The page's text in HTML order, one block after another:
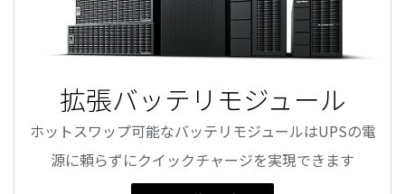
拡張バッテリモジュール
ホットスワップ可能なバッテリモジュールはUPSの電
源に頼らずにクイックチャージを実現できます